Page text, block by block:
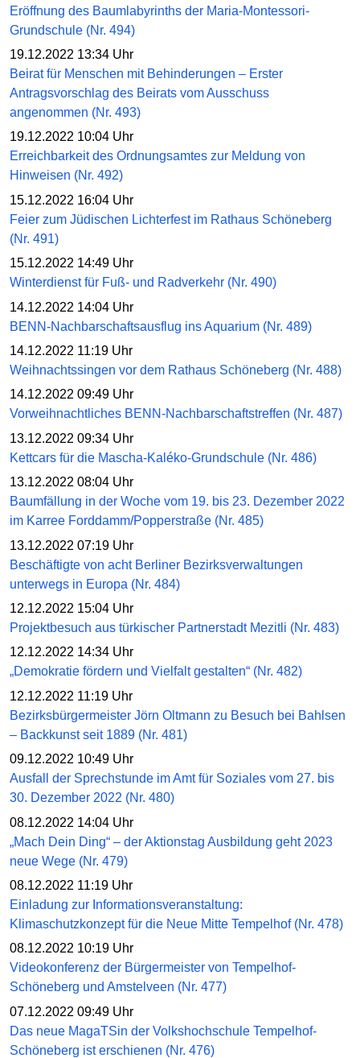
Eröffnung des Baumlabyrinths der Maria-Montessori-
Grundschule (Nr. 494)
19.12.2022 13:34 Uhr
Beirat für Menschen mit Behinderungen – Erster
Antragsvorschlag des Beirats vom Ausschuss
angenommen (Nr. 493)
19.12.2022 10:04 Uhr
Erreichbarkeit des Ordnungsamtes zur Meldung von
Hinweisen (Nr. 492)
15.12.2022 16:04 Uhr
Feier zum Jüdischen Lichterfest im Rathaus Schöneberg
(Nr. 491)
15.12.2022 14:49 Uhr
Winterdienst für Fuß- und Radverkehr (Nr. 490)
14.12.2022 14:04 Uhr
BENN-Nachbarschaftsausflug ins Aquarium (Nr. 489)
14.12.2022 11:19 Uhr
Weihnachtssingen vor dem Rathaus Schöneberg (Nr. 488)
14.12.2022 09:49 Uhr
Vorweihnachtliches BENN-Nachbarschaftstreffen (Nr. 487)
13.12.2022 09:34 Uhr
Kettcars für die Mascha-Kaléko-Grundschule (Nr. 486)
13.12.2022 08:04 Uhr
Baumfällung in der Woche vom 19. bis 23. Dezember 2022
im Karree Forddamm/Popperstraße (Nr. 485)
13.12.2022 07:19 Uhr
Beschäftigte von acht Berliner Bezirksverwaltungen
unterwegs in Europa (Nr. 484)
12.12.2022 15:04 Uhr
Projektbesuch aus türkischer Partnerstadt Mezitli (Nr. 483)
12.12.2022 14:34 Uhr
„Demokratie fördern und Vielfalt gestalten“ (Nr. 482)
12.12.2022 11:19 Uhr
Bezirksbürgermeister Jörn Oltmann zu Besuch bei Bahlsen
– Backkunst seit 1889 (Nr. 481)
09.12.2022 10:49 Uhr
Ausfall der Sprechstunde im Amt für Soziales vom 27. bis
30. Dezember 2022 (Nr. 480)
08.12.2022 14:04 Uhr
„Mach Dein Ding“ – der Aktionstag Ausbildung geht 2023
neue Wege (Nr. 479)
08.12.2022 11:19 Uhr
Einladung zur Informationsveranstaltung:
Klimaschutzkonzept für die Neue Mitte Tempelhof (Nr. 478)
08.12.2022 10:19 Uhr
Videokonferenz der Bürgermeister von Tempelhof-
Schöneberg und Amstelveen (Nr. 477)
07.12.2022 09:49 Uhr
Das neue MagaTSin der Volkshochschule Tempelhof-
Schöneberg ist erschienen (Nr. 476)